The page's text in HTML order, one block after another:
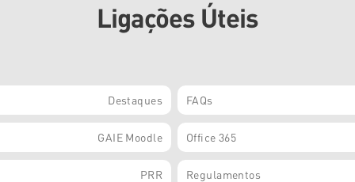
Ligações Úteis
Destaques FAQs
GAIE Moodle Office 365
PRR Regulamentos